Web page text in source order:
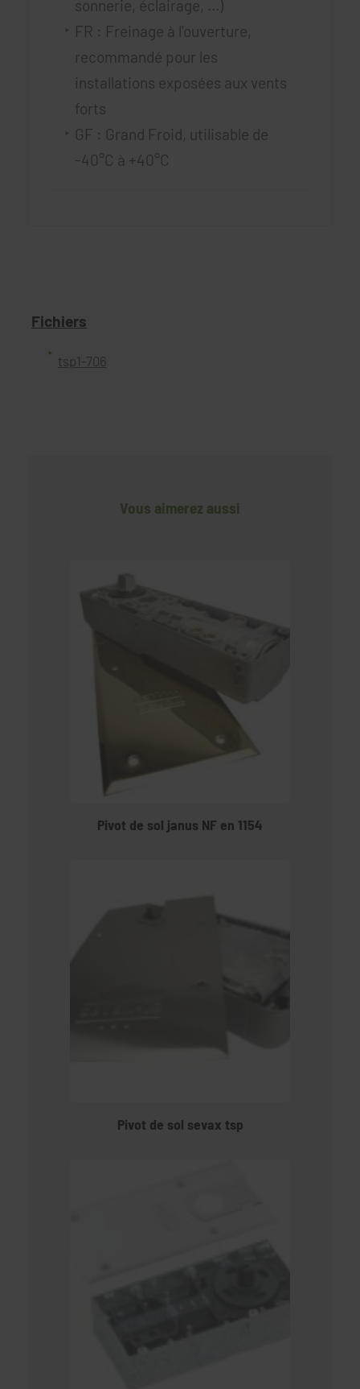
sonnerie, éclairage, ...)
FR : Freinage à l'ouverture,
recommandé pour les
installations exposées aux vents
forts
GF : Grand Froid, utilisable de
-40°C à +40°C
Fichiers
tsp1-706
Vous aimerez aussi
Pivot de sol janus NF en 1154
Pivot de sol sevax tsp